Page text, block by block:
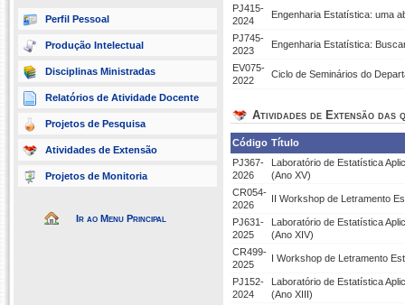
Perfil Pessoal
Produção Intelectual
Disciplinas Ministradas
Relatórios de Atividade Docente
Projetos de Pesquisa
Atividades de Extensão
Projetos de Monitoria
Ir ao Menu Principal
PJ415-
2024
Engenharia Estatística: uma
PJ745-
2023
Engenharia Estatística:
EV075-
2022
Ciclo de Seminários do
Atividades de Extensão das
Código Título
PJ367-
2026
Laboratório de Estatística
(Ano XV)
CR054-
2026
II Workshop de Letramento
PJ631-
2025
Laboratório de Estatística
(Ano XIV)
CR499-
2025
I Workshop de Letramento
PJ152-
2024
Laboratório de Estatística
(Ano XIII)